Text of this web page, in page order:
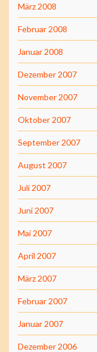
März 2008
Februar 2008
Januar 2008
Dezember 2007
November 2007
Oktober 2007
September 2007
August 2007
Juli 2007
Juni 2007
Mai 2007
April 2007
März 2007
Februar 2007
Januar 2007
Dezember 2006